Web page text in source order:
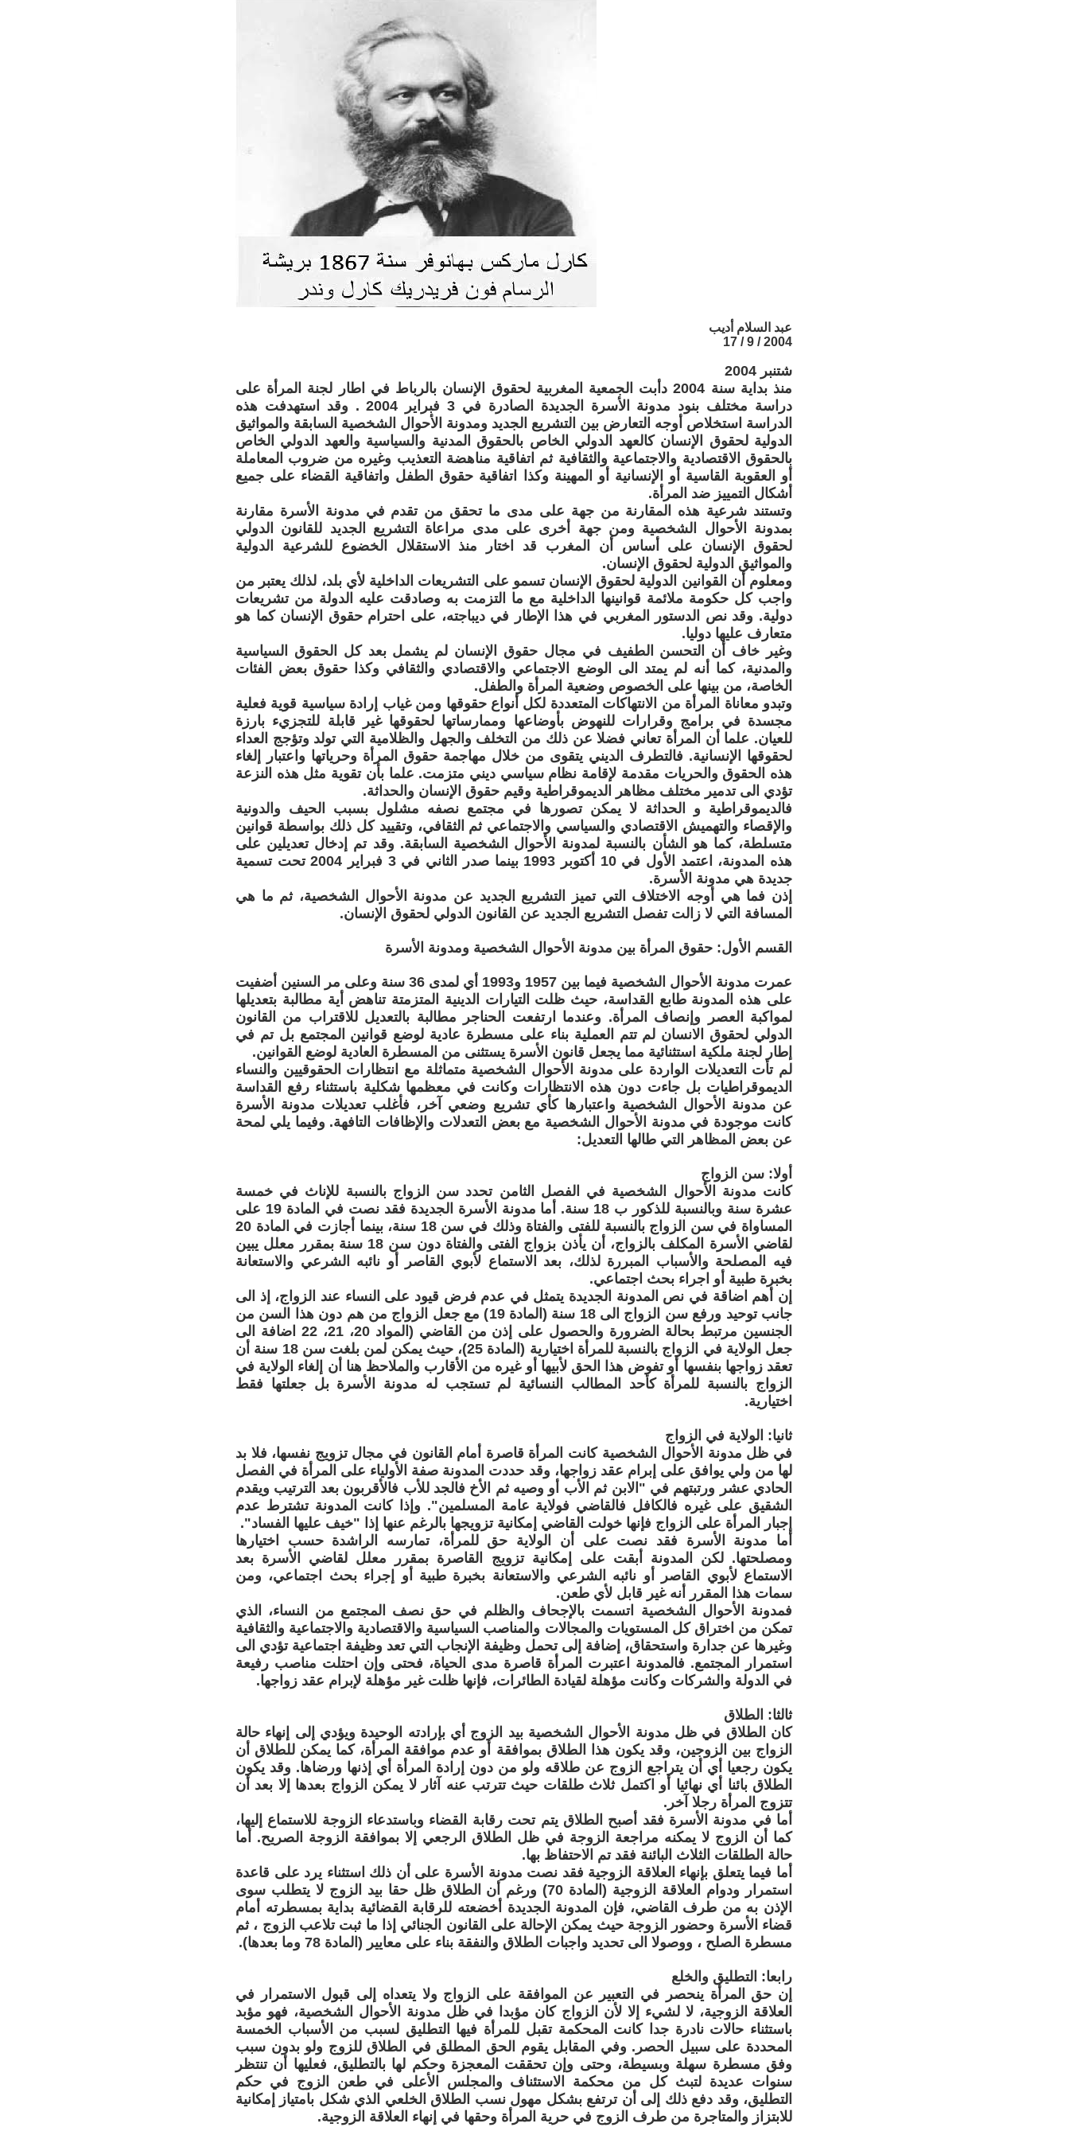
عبد السلام أديب
2004 / 9 / 17
شتنبر 2004
منذ بداية سنة 2004 دأبت الجمعية المغربية لحقوق الإنسان بالرباط في اطار لجنة المرأة على
دراسة مختلف بنود مدونة الأسرة الجديدة الصادرة في 3 فبراير 2004 . وقد استهدفت هذه
الدراسة استخلاص أوجه التعارض بين التشريع الجديد ومدونة الأحوال الشخصية السابقة والمواثيق
الدولية لحقوق الإنسان كالعهد الدولي الخاص بالحقوق المدنية والسياسية والعهد الدولي الخاص
بالحقوق الاقتصادية والاجتماعية والثقافية ثم اتفاقية مناهضة التعذيب وغيره من ضروب المعاملة
أو العقوبة القاسية أو الإنسانية أو المهينة وكذا اتفاقية حقوق الطفل واتفاقية القضاء على جميع
أشكال التمييز ضد المرأة.
وتستند شرعية هذه المقارنة من جهة على مدى ما تحقق من تقدم في مدونة الأسرة مقارنة
بمدونة الأحوال الشخصية ومن جهة أخرى على مدى مراعاة التشريع الجديد للقانون الدولي
لحقوق الإنسان على أساس أن المغرب قد اختار منذ الاستقلال الخضوع للشرعية الدولية
والمواثيق الدولية لحقوق الإنسان.
ومعلوم أن القوانين الدولية لحقوق الإنسان تسمو على التشريعات الداخلية لأي بلد، لذلك يعتبر من
واجب كل حكومة ملائمة قوانينها الداخلية مع ما التزمت به وصادقت عليه الدولة من تشريعات
دولية. وقد نص الدستور المغربي في هذا الإطار في ديباجته، على احترام حقوق الإنسان كما هو
متعارف عليها دوليا.
وغير خاف أن التحسن الطفيف في مجال حقوق الإنسان لم يشمل بعد كل الحقوق السياسية
والمدنية، كما أنه لم يمتد الى الوضع الاجتماعي والاقتصادي والثقافي وكذا حقوق بعض الفئات
الخاصة، من بينها على الخصوص وضعية المرأة والطفل.
وتبدو معاناة المرأة من الانتهاكات المتعددة لكل أنواع حقوقها ومن غياب إرادة سياسية قوية فعلية
مجسدة في برامج وقرارات للنهوض بأوضاعها وممارساتها لحقوقها غير قابلة للتجزيء بارزة
للعيان. علما أن المرأة تعاني فضلا عن ذلك من التخلف والجهل والظلامية التي تولد وتؤجج العداء
لحقوقها الإنسانية. فالتطرف الديني يتقوى من خلال مهاجمة حقوق المرأة وحرياتها واعتبار إلغاء
هذه الحقوق والحريات مقدمة لإقامة نظام سياسي ديني متزمت. علما بأن تقوية مثل هذه النزعة
تؤدي الى تدمير مختلف مظاهر الديموقراطية وقيم حقوق الإنسان والحداثة.
فالديموقراطية و الحداثة لا يمكن تصورها في مجتمع نصفه مشلول بسبب الحيف والدونية
والإقصاء والتهميش الاقتصادي والسياسي والاجتماعي ثم الثقافي، وتقييد كل ذلك بواسطة قوانين
متسلطة، كما هو الشأن بالنسبة لمدونة الأحوال الشخصية السابقة. وقد تم إدخال تعديلين على
هذه المدونة، اعتمد الأول في 10 أكتوبر 1993 بينما صدر الثاني في 3 فبراير 2004 تحت تسمية
جديدة هي مدونة الأسرة.
إذن فما هي أوجه الاختلاف التي تميز التشريع الجديد عن مدونة الأحوال الشخصية، ثم ما هي
المسافة التي لا زالت تفصل التشريع الجديد عن القانون الدولي لحقوق الإنسان.
القسم الأول: حقوق المرأة بين مدونة الأحوال الشخصية ومدونة الأسرة
عمرت مدونة الأحوال الشخصية فيما بين 1957 و1993 أي لمدى 36 سنة وعلى مر السنين أضفيت
على هذه المدونة طابع القداسة، حيث ظلت التيارات الدينية المتزمتة تناهض أية مطالبة بتعديلها
لمواكبة العصر وإنصاف المرأة. وعندما ارتفعت الحناجر مطالبة بالتعديل للاقتراب من القانون
الدولي لحقوق الانسان لم تتم العملية بناء على مسطرة عادية لوضع قوانين المجتمع بل تم في
إطار لجنة ملكية استثنائية مما يجعل قانون الأسرة يستثنى من المسطرة العادية لوضع القوانين.
لم تأت التعديلات الواردة على مدونة الأحوال الشخصية متماثلة مع انتظارات الحقوقيين والنساء
الديموقراطيات بل جاءت دون هذه الانتظارات وكانت في معظمها شكلية باستثناء رفع القداسة
عن مدونة الأحوال الشخصية واعتبارها كأي تشريع وضعي آخر، فأغلب تعديلات مدونة الأسرة
كانت موجودة في مدونة الأحوال الشخصية مع بعض التعدلات والإظافات التافهة. وفيما يلي لمحة
عن بعض المظاهر التي طالها التعديل:
أولا: سن الزواج
كانت مدونة الأحوال الشخصية في الفصل الثامن تحدد سن الزواج بالنسبة للإناث في خمسة
عشرة سنة وبالنسبة للذكور ب 18 سنة. أما مدونة الأسرة الجديدة فقد نصت في المادة 19 على
المساواة في سن الزواج بالنسبة للفتى والفتاة وذلك في سن 18 سنة، بينما أجازت في المادة 20
لقاضي الأسرة المكلف بالزواج، أن يأذن بزواج الفتى والفتاة دون سن 18 سنة بمقرر معلل يبين
فيه المصلحة والأسباب المبررة لذلك، بعد الاستماع لأبوي القاصر أو نائبه الشرعي والاستعانة
بخبرة طبية أو اجراء بحث اجتماعي.
إن أهم اضاقة في نص المدونة الجديدة يتمثل في عدم فرض قيود على النساء عند الزواج، إذ الى
جانب توحيد ورفع سن الزواج الى 18 سنة (المادة 19) مع جعل الزواج من هم دون هذا السن من
الجنسين مرتبط بحالة الضرورة والحصول على إذن من القاضي (المواد 20، 21، 22 اضافة الى
جعل الولاية في الزواج بالنسبة للمرأة اختيارية (المادة 25)، حيث يمكن لمن بلغت سن 18 سنة أن
تعقد زواجها بنفسها أو تفوض هذا الحق لأبيها أو غيره من الأقارب والملاحظ هنا أن إلغاء الولاية في
الزواج بالنسبة للمرأة كأحد المطالب النسائية لم تستجب له مدونة الأسرة بل جعلتها فقط
اختيارية.
ثانيا: الولاية في الزواج
في ظل مدونة الأحوال الشخصية كانت المرأة قاصرة أمام القانون في مجال تزويج نفسها، فلا بد
لها من ولي يوافق على إبرام عقد زواجها، وقد حددت المدونة صفة الأولياء على المرأة في الفصل
الحادي عشر ورتبتهم في "الابن ثم الأب أو وصيه ثم الأخ فالجد للأب فالأقربون بعد الترتيب ويقدم
الشقيق على غيره فالكافل فالقاضي فولاية عامة المسلمين". وإذا كانت المدونة تشترط عدم
إجبار المرأة على الزواج فإنها خولت القاضي إمكانية تزويجها بالرغم عنها إذا "خيف عليها الفساد".
أما مدونة الأسرة فقد نصت على أن الولاية حق للمرأة، تمارسه الراشدة حسب اختيارها
ومصلحتها. لكن المدونة أبقت على إمكانية تزويج القاصرة بمقرر معلل لقاضي الأسرة بعد
الاستماع لأبوي القاصر أو نائبه الشرعي والاستعانة بخبرة طبية أو إجراء بحث اجتماعي، ومن
سمات هذا المقرر أنه غير قابل لأي طعن.
فمدونة الأحوال الشخصية اتسمت بالإجحاف والظلم في حق نصف المجتمع من النساء، الذي
تمكن من اختراق كل المستويات والمجالات والمناصب السياسية والاقتصادية والاجتماعية والثقافية
وغيرها عن جدارة واستحقاق، إضافة إلى تحمل وظيفة الإنجاب التي تعد وظيفة اجتماعية تؤدي الى
استمرار المجتمع. فالمدونة اعتبرت المرأة قاصرة مدى الحياة، فحتى وإن احتلت مناصب رفيعة
في الدولة والشركات وكانت مؤهلة لقيادة الطائرات، فإنها ظلت غير مؤهلة لإبرام عقد زواجها.
ثالثا: الطلاق
كان الطلاق في ظل مدونة الأحوال الشخصية بيد الزوج أي بإرادته الوحيدة ويؤدي إلى إنهاء حالة
الزواج بين الزوجين، وقد يكون هذا الطلاق بموافقة أو عدم موافقة المرأة، كما يمكن للطلاق أن
يكون رجعيا أي أن يتراجع الزوج عن طلاقه ولو من دون إرادة المرأة أي إذنها ورضاها. وقد يكون
الطلاق بائنا أي نهائيا أو اكتمل ثلاث طلقات حيث تترتب عنه آثار لا يمكن الزواج بعدها إلا بعد أن
تتزوج المرأة رجلا آخر.
أما في مدونة الأسرة فقد أصبح الطلاق يتم تحت رقابة القضاء وباستدعاء الزوجة للاستماع إليها،
كما أن الزوج لا يمكنه مراجعة الزوجة في ظل الطلاق الرجعي إلا بموافقة الزوجة الصريح. أما
حالة الطلقات الثلاث البائنة فقد تم الاحتفاظ بها.
أما فيما يتعلق بإنهاء العلاقة الزوجية فقد نصت مدونة الأسرة على أن ذلك استثناء يرد على قاعدة
استمرار ودوام العلاقة الزوجية (المادة 70) ورغم أن الطلاق ظل حقا بيد الزوج لا يتطلب سوى
الإذن به من طرف القاضي، فإن المدونة الجديدة أخضعته للرقابة القضائية بداية بمسطرته أمام
قضاء الأسرة وحضور الزوجة حيث يمكن الإحالة على القانون الجنائي إذا ما ثبت تلاعب الزوج ، ثم
مسطرة الصلح ، ووصولا الى تحديد واجبات الطلاق والنفقة بناء على معايير (المادة 78 وما بعدها).
رابعا: التطليق والخلع
إن حق المرأة ينحصر في التعبير عن الموافقة على الزواج ولا يتعداه إلى قبول الاستمرار في
العلاقة الزوجية، لا لشيء إلا لأن الزواج كان مؤبدا في ظل مدونة الأحوال الشخصية، فهو مؤبد
باستثناء حالات نادرة جدا كانت المحكمة تقبل للمرأة فيها التطليق لسبب من الأسباب الخمسة
المحددة على سبيل الحصر. وفي المقابل يقوم الحق المطلق في الطلاق للزوج ولو بدون سبب
وفق مسطرة سهلة وبسيطة، وحتى وإن تحققت المعجزة وحكم لها بالتطليق، فعليها أن تنتظر
سنوات عديدة لتبث كل من محكمة الاستئناف والمجلس الأعلى في طعن الزوج في حكم
التطليق، وقد دفع ذلك إلى أن ترتفع بشكل مهول نسب الطلاق الخلعي الذي شكل بامتياز إمكانية
للابتزاز والمتاجرة من طرف الزوج في حرية المرأة وحقها في إنهاء العلاقة الزوجية.